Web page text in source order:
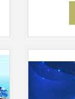
趋势